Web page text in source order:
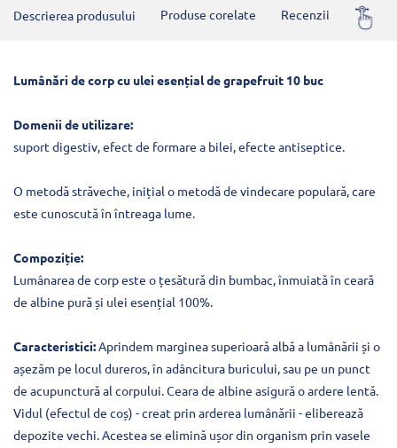
Descrierea produsului Produse corelate Recenzii
Lumânări de corp cu ulei esențial de grapefruit 10 buc
Domenii de utilizare:
suport digestiv, efect de formare a bilei, efecte antiseptice.
O metodă străveche, inițial o metodă de vindecare populară, care
este cunoscută în întreaga lume.
Compoziție:
Lumânarea de corp este o țesătură din bumbac, înmuiată în ceară
de albine pură și ulei esențial 100%.
Caracteristici:Aprindem marginea superioară albă a lumânării și o
așezăm pe locul dureros, în adâncitura buricului, sau pe un punct
de acupunctură al corpului. Ceara de albine asigură o ardere lentă.
Vidul (efectul de coș) - creat prin arderea lumânării - eliberează
depozite vechi. Acestea se elimină ușor din organism prin vasele